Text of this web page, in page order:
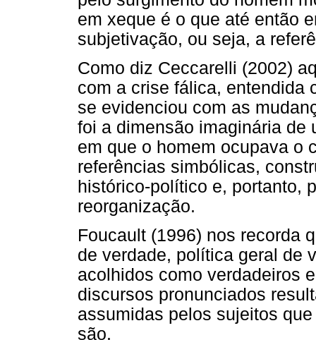
em xeque é o que até então
subjetivação, ou seja, a
Como diz Ceccarelli (2002)
com a crise fálica, entendida
se evidenciou com as
foi a dimensão imaginária de
em que o homem ocupava o
referências simbólicas,
histórico-político e, portanto,
reorganização.
Foucault (1996) nos recorda
de verdade, política geral de
acolhidos como verdadeiros
discursos pronunciados
assumidas pelos sujeitos
são.